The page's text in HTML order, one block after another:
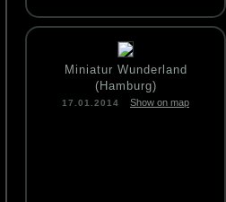
Miniatur Wunderland
(Hamburg)
17.01.2014 Show on map